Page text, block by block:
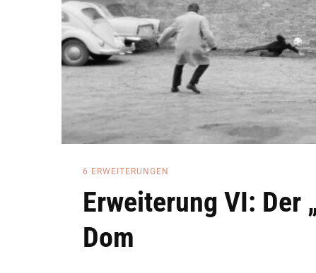
6 ERWEITERUNGEN
Erweiterung VI: Der
Dom